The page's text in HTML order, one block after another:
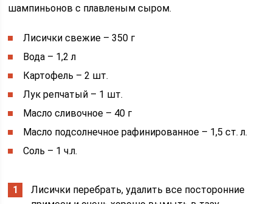
шампиньонов с плавленым сыром.
Лисички свежие – 350 г
Вода – 1,2 л
Картофель – 2 шт.
Лук репчатый – 1 шт.
Масло сливочное – 40 г
Масло подсолнечное рафинированное – 1,5 ст. л.
Соль – 1 ч.л.
Лисички перебрать, удалить все посторонние